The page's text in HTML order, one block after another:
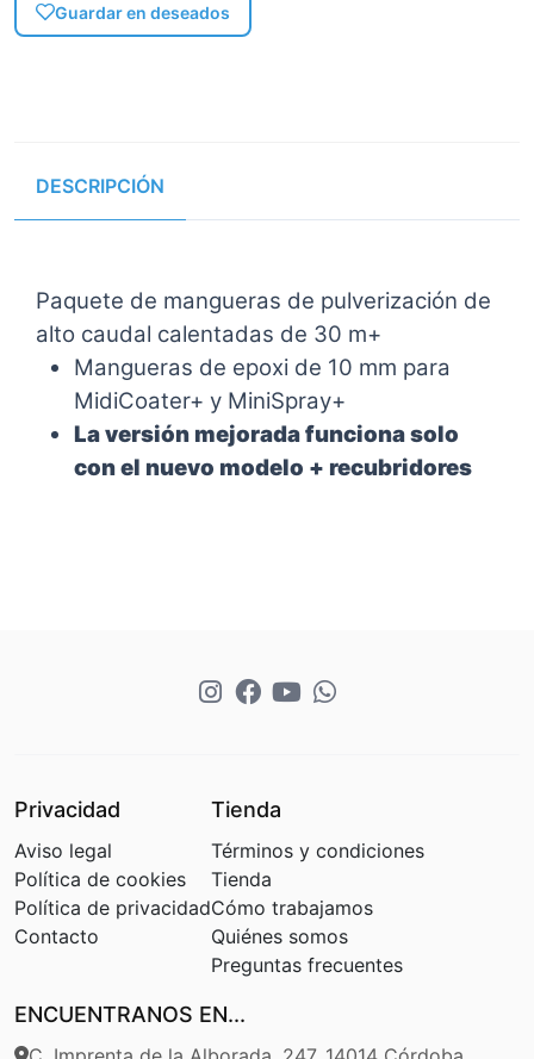
Guardar en deseados
DESCRIPCIÓN
Paquete de mangueras de pulverización de
alto caudal calentadas de 30 m+
Mangueras de epoxi de 10 mm para
MidiCoater+ y MiniSpray+
La versión mejorada funciona solo
con el nuevo modelo + recubridores
Privacidad
Aviso legal
Política de cookies
Política de privacidad
Contacto
Tienda
Términos y condiciones
Tienda
Cómo trabajamos
Quiénes somos
Preguntas frecuentes
ENCUENTRANOS EN...